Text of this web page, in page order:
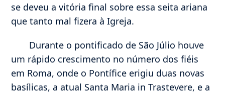
se deveu a vitória final sobre essa seita ariana
que tanto mal fizera à Igreja.
Durante o pontificado de São Júlio houve
um rápido crescimento no número dos fiéis
em Roma, onde o Pontífice erigiu duas novas
basílicas, a atual Santa Maria in Trastevere, e a